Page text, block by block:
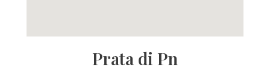
Prata di Pn